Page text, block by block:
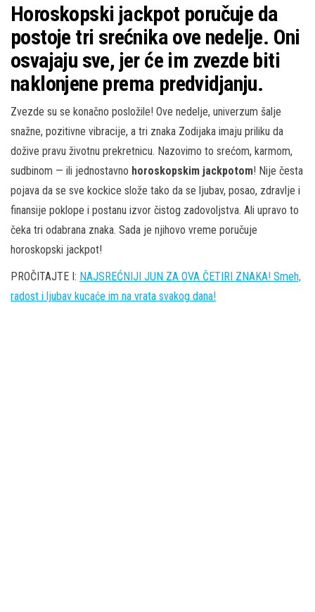
Horoskopski jackpot poručuje da
postoje tri srećnika ove nedelje. Oni
osvajaju sve, jer će im zvezde biti
naklonjene prema predvidjanju.
Zvezde su se konačno posložile! Ove nedelje, univerzum šalje
snažne, pozitivne vibracije, a tri znaka Zodijaka imaju priliku da
dožive pravu životnu prekretnicu. Nazovimo to srećom, karmom,
sudbinom — ili jednostavno horoskopskim jackpotom! Nije česta
pojava da se sve kockice slože tako da se ljubav, posao, zdravlje i
finansije poklope i postanu izvor čistog zadovoljstva. Ali upravo to
čeka tri odabrana znaka. Sada je njihovo vreme poručuje
horoskopski jackpot!
PROČITAJTE I: NAJSREĆNIJI JUN ZA OVA ČETIRI ZNAKA! Smeh,
radost i ljubav kucaće im na vrata svakog dana!